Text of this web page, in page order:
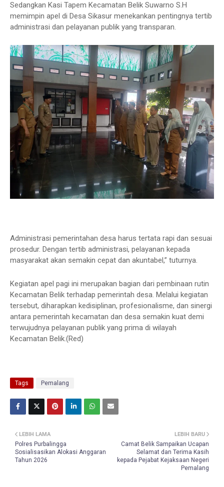
Sedangkan Kasi Tapem Kecamatan Belik Suwarno S.H
memimpin apel di Desa Sikasur menekankan pentingnya tertib
administrasi dan pelayanan publik yang transparan.
Administrasi pemerintahan desa harus tertata rapi dan sesuai
prosedur. Dengan tertib administrasi, pelayanan kepada
masyarakat akan semakin cepat dan akuntabel,” tuturnya.
Kegiatan apel pagi ini merupakan bagian dari pembinaan rutin
Kecamatan Belik terhadap pemerintah desa. Melalui kegiatan
tersebut, diharapkan kedisiplinan, profesionalisme, dan sinergi
antara pemerintah kecamatan dan desa semakin kuat demi
terwujudnya pelayanan publik yang prima di wilayah
Kecamatan Belik.(Red)
Tags Pemalang
LEBIH BARU
Camat Belik Sampaikan Ucapan
Selamat dan Terima Kasih
kepada Pejabat Kejaksaan Negeri
Pemalang
LEBIH LAMA
Polres Purbalingga
Sosialisasikan Alokasi Anggaran
Tahun 2026